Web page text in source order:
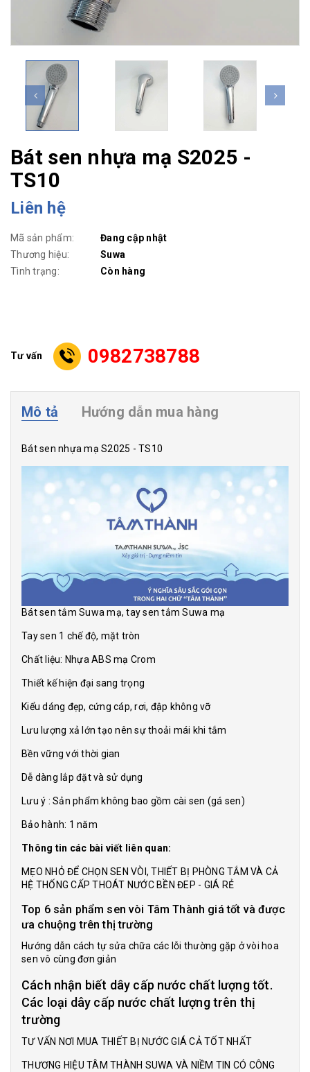
Bát sen nhựa mạ S2025 -
TS10
Liên hệ
Mã sản phẩm:
Đang cập nhật
Thương hiệu:
Suwa
Tình trạng:
Còn hàng
Tư vấn 0982738788
Mô tả Hướng dẫn mua hàng
Bát sen nhựa mạ S2025 - TS10
Bát sen tắm Suwa mạ, tay sen tắm Suwa mạ
Tay sen 1 chế độ, mặt tròn
Chất liệu: Nhựa ABS mạ Crom
Thiết kế hiện đại sang trọng
Kiểu dáng đẹp, cứng cáp, rơi, đập không vỡ
Lưu lượng xả lớn tạo nên sự thoải mái khi tắm
Bền vững với thời gian
Dễ dàng lắp đặt và sử dụng
Lưu ý : Sản phẩm không bao gồm cài sen (gá sen)
Bảo hành: 1 năm
Thông tin các bài viết liên quan:
MẸO NHỎ ĐỂ CHỌN SEN VÒI, THIẾT BỊ PHÒNG TẮM VÀ CẢ
HỆ THỐNG CẤP THOÁT NƯỚC BỀN ĐEP - GIÁ RẺ
Top 6 sản phẩm sen vòi Tâm Thành giá tốt và được
ưa chuộng trên thị trường
Hướng dẫn cách tự sửa chữa các lỗi thường gặp ở vòi hoa
sen vô cùng đơn giản
Cách nhận biết dây cấp nước chất lượng tốt.
Các loại dây cấp nước chất lượng trên thị
trường
TƯ VẤN NƠI MUA THIẾT BỊ NƯỚC GIÁ CẢ TỐT NHẤT
THƯƠNG HIỆU TÂM THÀNH SUWA VÀ NIỀM TIN CÓ CÔNG